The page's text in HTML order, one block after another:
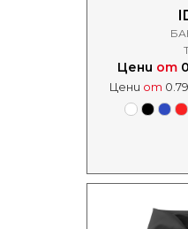
Цени от
Цени от